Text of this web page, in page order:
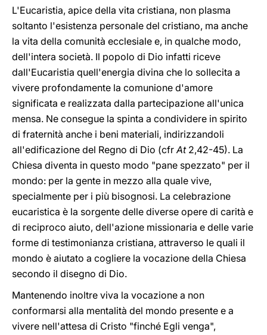
L'Eucaristia, apice della vita cristiana, non plasma
soltanto l'esistenza personale del cristiano, ma anche
la vita della comunità ecclesiale e, in qualche modo,
dell'intera società. Il popolo di Dio infatti riceve
dall'Eucaristia quell'energia divina che lo sollecita a
vivere profondamente la comunione d'amore
significata e realizzata dalla partecipazione all'unica
mensa. Ne consegue la spinta a condividere in spirito
di fraternità anche i beni materiali, indirizzandoli
all'edificazione del Regno di Dio (cfrAt2,42-45). La
Chiesa diventa in questo modo "pane spezzato" per il
mondo: per la gente in mezzo alla quale vive,
specialmente per i più bisognosi. La celebrazione
eucaristica è la sorgente delle diverse opere di carità e
di reciproco aiuto, dell'azione missionaria e delle varie
forme di testimonianza cristiana, attraverso le quali il
mondo è aiutato a cogliere la vocazione della Chiesa
secondo il disegno di Dio.
Mantenendo inoltre viva la vocazione a non
conformarsi alla mentalità del mondo presente e a
vivere nell'attesa di Cristo "finché Egli venga",